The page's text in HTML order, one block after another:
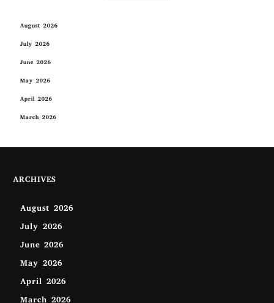
August 2026
July 2026
June 2026
May 2026
April 2026
March 2026
ARCHIVES
August 2026
July 2026
June 2026
May 2026
April 2026